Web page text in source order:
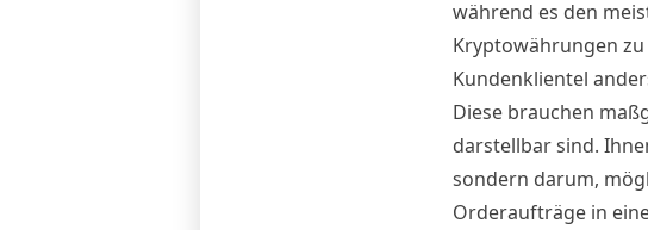
während es den
Kryptowährungen
Kundenklientel
Diese brauchen
darstellbar sind.
sondern darum,
Orderaufträge in